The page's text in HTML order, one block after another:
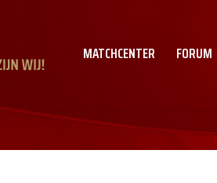
MATCHCENTER FORUM